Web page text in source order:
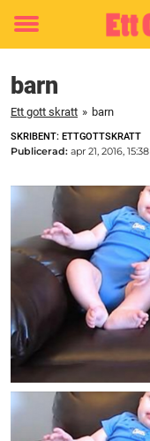
Toggle
barn
Ett gott skratt » barn
SKRIBENT: ETTGOTTSKRATT
Publicerad: apr 21, 2016, 15:38